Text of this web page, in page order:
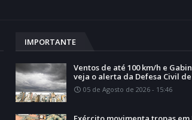
IMPORTANTE
Ventos de até 100 km/h e
veja o alerta da Defesa Civil de
05 de Agosto de 2026 - 15:46